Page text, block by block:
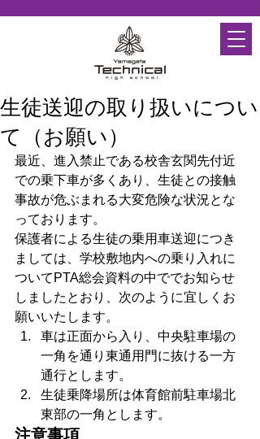
生徒送迎の取り扱いについ
て（お願い）
最近、進入禁止である校舎玄関先付近
での乗下車が多くあり、生徒との接触
事故が危ぶまれる大変危険な状況とな
っております。
保護者による生徒の乗用車送迎につき
ましては、学校敷地内への乗り入れに
ついてPTA総会資料の中ででお知らせ
しましたとおり、次のように宜しくお
願いいたします。
車は正面から入り、中央駐車場の
一角を通り東通用門に抜ける一方
通行とします。
生徒乗降場所は体育館前駐車場北
東部の一角とします。
注意事項